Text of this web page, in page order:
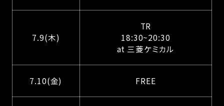
7.9(木)
TR
18:30~20:30
at 三菱ケミカル
7.10(金) FREE